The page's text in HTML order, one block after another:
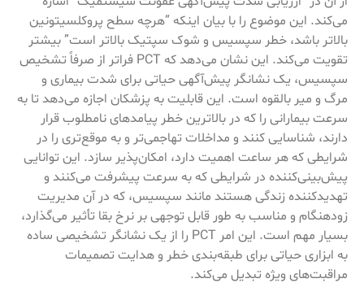
می‌کند. این موضوع را با بیان اینکه “هرچه سطح پروکلسیتونین
بالاتر باشد، خطر سپسیس و شوک سپتیک بالاتر است” بیشتر
تقویت می‌کند. این نشان می‌دهد که PCT فراتر از صرفاً تشخیص
سپسیس، یک نشانگر پیش‌آگهی حیاتی برای شدت بیماری و
مرگ و میر بالقوه است. این قابلیت به پزشکان اجازه می‌دهد تا به
سرعت بیمارانی را که در بالاترین خطر پیامدهای نامطلوب قرار
دارند، شناسایی کنند و مداخلات تهاجمی‌تر و به موقع‌تری را در
شرایطی که هر ساعت اهمیت دارد، امکان‌پذیر سازد. این توانایی
پیش‌بینی‌کننده در شرایطی که به سرعت پیشرفت می‌کنند و
تهدیدکننده زندگی هستند مانند سپسیس، که در آن مدیریت
زودهنگام و مناسب به طور قابل توجهی بر نرخ بقا تأثیر می‌گذارد،
بسیار مهم است. این امر PCT را از یک نشانگر تشخیصی ساده
به ابزاری حیاتی برای طبقه‌بندی خطر و هدایت تصمیمات
مراقبت‌های ویژه تبدیل می‌کند.